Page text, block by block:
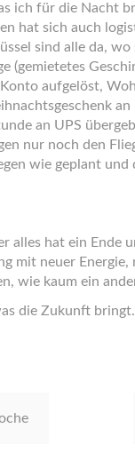
ich für die Nacht
hat sich auch
sind alle da, wo
(gemietetes
aufgelöst,
an UPS
nur noch den
wie geplant und
alles hat ein Ende
mit neuer Energie,
wie kaum ein
die Zukunft bringt.